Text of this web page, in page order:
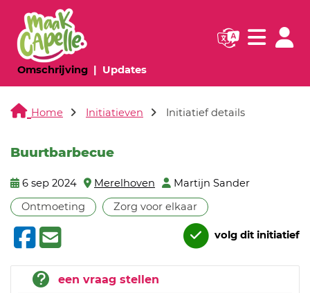
Omschrijving(huidige pagina)
Updates(huidige pagina)
Navigatie
Home Initiatieven Initiatief details
Buurtbarbecue
6 sep 2024 Merelhoven
Martijn Sander
Ontmoeting
Zorg voor elkaar
volg dit initiatief
een vraag stellen